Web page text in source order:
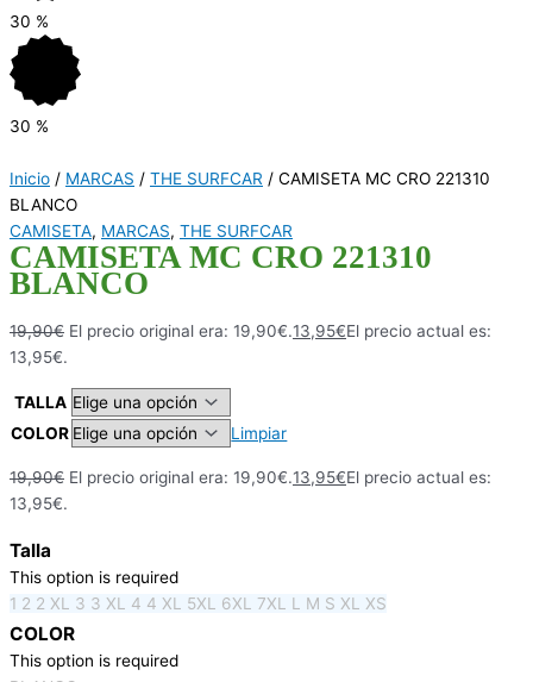
30 %
30 %
Inicio / MARCAS / THE SURFCAR / CAMISETA MC CRO 221310
BLANCO
CAMISETA, MARCAS, THE SURFCAR
CAMISETA MC CRO 221310
BLANCO
19,90€ El precio original era: 19,90€.13,95€El precio actual es:
13,95€.
TALLA
COLOR
Limpiar
19,90€ El precio original era: 19,90€.13,95€El precio actual es:
13,95€.
Talla
This option is required
1 2 2 XL 3 3 XL 4 4 XL 5XL 6XL 7XL L M S XL XS
COLOR
This option is required